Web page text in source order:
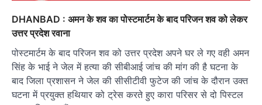
DHANBAD : अमन के शव का पोस्टमार्टम के बाद परिजन शव को लेकर
उत्तर प्रदेश रवाना
पोस्टमार्टम के बाद परिजन शव को उत्तर प्रदेश अपने घर ले गए वही अमन
सिंह के भाई ने जेल में हत्या की सीबीआई जांच की मांग की है घटना के
बाद जिला प्रशासन ने जेल की सीसीटीवी फुटेज की जांच के दौरान उक्त
घटना में प्रयुक्त हथियार को ट्रेस करते हुए कारा परिसर से दो पिस्टल